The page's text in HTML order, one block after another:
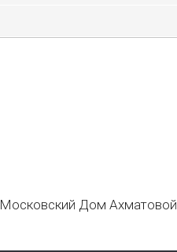
Московский Дом Ахматовой